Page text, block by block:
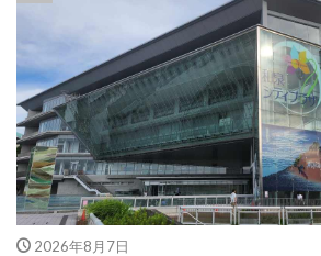
2026年8月7日